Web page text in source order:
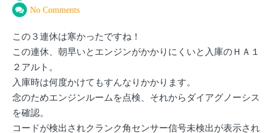
No Comments
この３連休は寒かったですね！
この連休、朝早いとエンジンがかかりにくいと入庫のＨＡ１
２アルト。
入庫時は何度かけてもすんなりかかります。
念のためエンジンルームを点検、それからダイアグノーシス
を確認。
コードが検出されクランク角センサー信号未検出が表示され